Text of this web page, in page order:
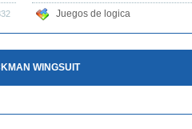
Juegos de logica
WINGSUIT